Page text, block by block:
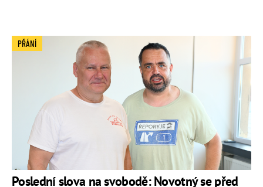
Poslední slova na svobodě: Novotný se před
PŘÁNÍ